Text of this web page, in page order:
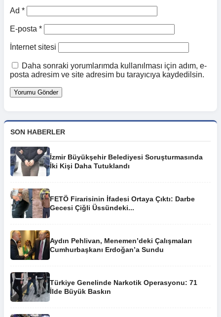
Ad *
E-posta *
İnternet sitesi
Daha sonraki yorumlarımda kullanılması için adım, e-
posta adresim ve site adresim bu tarayıcıya kaydedilsin.
SON HABERLER
İzmir Büyükşehir Belediyesi Soruşturmasında
İki Kişi Daha Tutuklandı
FETÖ Firarisinin İfadesi Ortaya Çıktı: Darbe
Gecesi Çiğli Üssündeki...
Aydın Pehlivan, Menemen’deki Çalışmaları
Cumhurbaşkanı Erdoğan’a Sundu
Türkiye Genelinde Narkotik Operasyonu: 71
İlde Büyük Baskın